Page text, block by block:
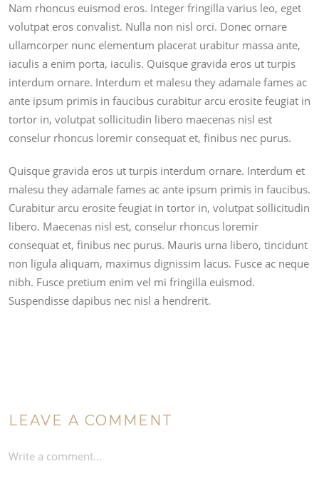
Nam rhoncus euismod eros. Integer fringilla varius leo, eget
volutpat eros convalist. Nulla non nisl orci. Donec ornare
ullamcorper nunc elementum placerat urabitur massa ante,
iaculis a enim porta, iaculis. Quisque gravida eros ut turpis
interdum ornare. Interdum et malesu they adamale fames ac
ante ipsum primis in faucibus curabitur arcu erosite feugiat in
tortor in, volutpat sollicitudin libero maecenas nisl est
conselur rhoncus loremir consequat et, finibus nec purus.
Quisque gravida eros ut turpis interdum ornare. Interdum et
malesu they adamale fames ac ante ipsum primis in faucibus.
Curabitur arcu erosite feugiat in tortor in, volutpat sollicitudin
libero. Maecenas nisl est, conselur rhoncus loremir
consequat et, finibus nec purus. Mauris urna libero, tincidunt
non ligula aliquam, maximus dignissim lacus. Fusce ac neque
nibh. Fusce pretium enim vel mi fringilla euismod.
Suspendisse dapibus nec nisl a hendrerit.
LEAVE A COMMENT